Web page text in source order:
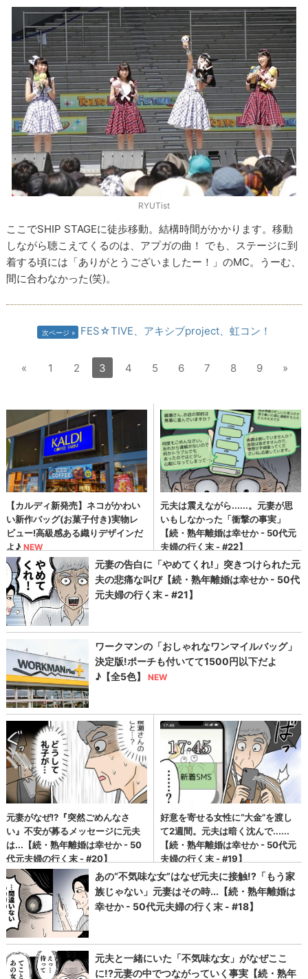
RYUTist
ここでSHIP STAGEに徒歩移動。結構時間がかかります。移動
しながら聴こえてくるのは、アプガの曲！ でも、ステージに到
着する頃には「ありがとうございましたー！」のMC。うーむ、
間に合わなかった(笑)。
次ページ FES☆TIVE、アキシブproject、虹コン！
« 1 2 3 4 5 6 7 8 9 »